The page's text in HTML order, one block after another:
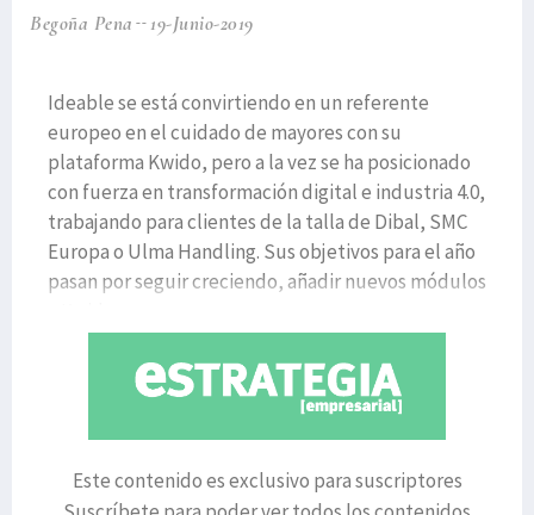
Begoña Pena 19-Junio-2019
Ideable se está convirtiendo en un referente
europeo en el cuidado de mayores con su
plataforma Kwido, pero a la vez se ha posicionado
con fuerza en transformación digital e industria 4.0,
trabajando para clientes de la talla de Dibal, SMC
Europa o Ulma Handling. Sus objetivos para el año
pasan por seguir creciendo, añadir nuevos módulos
Este contenido es exclusivo para suscriptores